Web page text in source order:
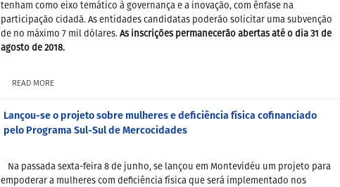
tenham como eixo temático à governança e a inovação, com ênfase na
participação cidadã. As entidades candidatas poderão solicitar uma subvenção
de no máximo 7 mil dólares. As inscrições permanecerão abertas até o dia 31 de
agosto de 2018.
READ MORE
Lançou-se o projeto sobre mulheres e deficiência física cofinanciado
pelo Programa Sul-Sul de Mercocidades
Na passada sexta-feira 8 de junho, se lançou em Montevidéu um projeto para
empoderar a mulheres com deficiência física que será implementado nos